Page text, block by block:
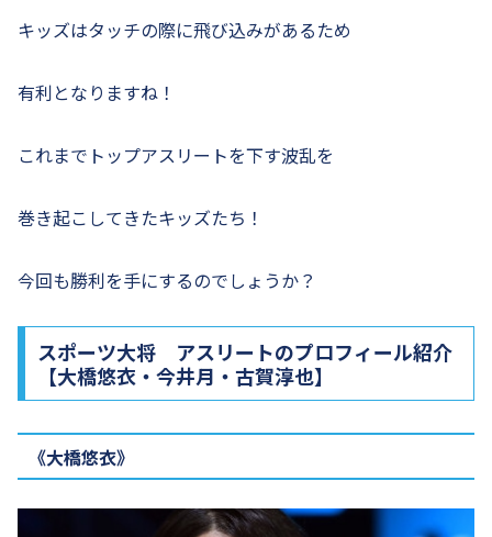
キッズはタッチの際に飛び込みがあるため
有利となりますね！
これまでトップアスリートを下す波乱を
巻き起こしてきたキッズたち！
今回も勝利を手にするのでしょうか？
スポーツ大将 アスリートのプロフィール紹介
【大橋悠衣・今井月・古賀淳也】
《大橋悠衣》